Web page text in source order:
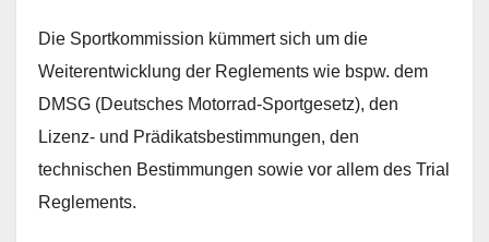
Die Sportkommission kümmert sich um die
Weiterentwicklung der Reglements wie bspw. dem
DMSG (Deutsches Motorrad-Sportgesetz), den
Lizenz- und Prädikatsbestimmungen, den
technischen Bestimmungen sowie vor allem des Trial
Reglements.